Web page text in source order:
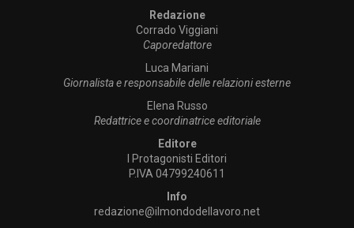
Redazione
Corrado Viggiani
Caporedattore
Luca Mariani
Giornalista e responsabile delle relazioni esterne
Elena Russo
Redattrice e coordinatrice editoriale
Editore
I Protagonisti Editori
P.IVA 04799240611
Info
redazione@ilmondodellavoro.net